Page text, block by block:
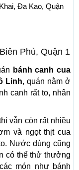
Đa Kao, Quận
Phủ, Quận 1
bánh canh cua
Linh, quán nằm ở
canh rất to, nhân
vẫn còn rất nhiều
và ngọt thịt cua
Nước dùng cũng
có thể thử thưởng
món như bánh